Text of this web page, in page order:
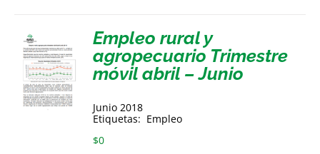
Empleo rural y
agropecuario Trimestre
móvil abril – Junio
Junio 2018
Etiquetas: Empleo
$0